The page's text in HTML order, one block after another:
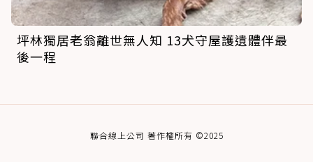
坪林獨居老翁離世無人知 13犬守屋護遺體伴最
後一程
聯合線上公司 著作權所有 ©2025